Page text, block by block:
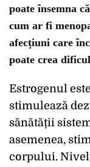
poate însemna
cum ar fi
afecțiuni care
poate crea
Estrogenul
stimulează
sănătății
asemenea,
corpului.